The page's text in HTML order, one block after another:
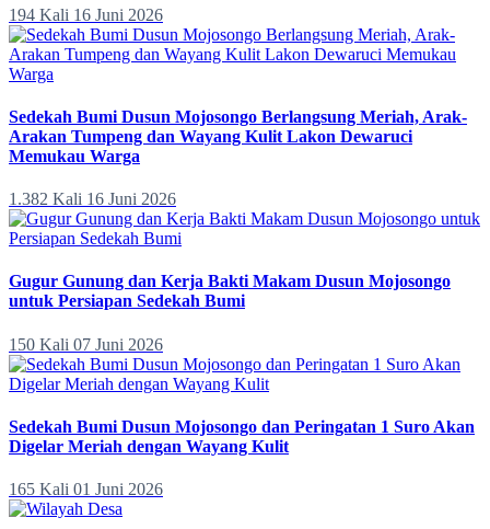
194 Kali 16 Juni 2026
Sedekah Bumi Dusun Mojosongo Berlangsung Meriah, Arak-
Arakan Tumpeng dan Wayang Kulit Lakon Dewaruci
Memukau Warga
1.382 Kali 16 Juni 2026
Gugur Gunung dan Kerja Bakti Makam Dusun Mojosongo
untuk Persiapan Sedekah Bumi
150 Kali 07 Juni 2026
Sedekah Bumi Dusun Mojosongo dan Peringatan 1 Suro Akan
Digelar Meriah dengan Wayang Kulit
165 Kali 01 Juni 2026